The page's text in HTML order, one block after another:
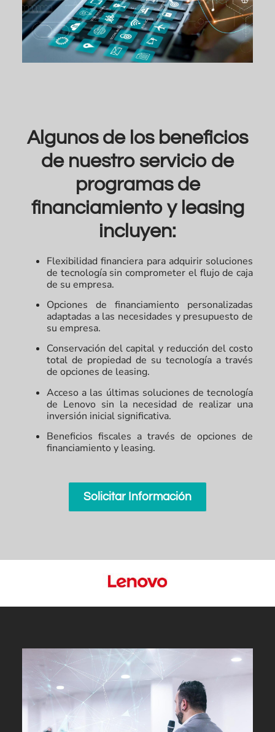
Algunos de los beneficios
de nuestro servicio de
programas de
financiamiento y leasing
incluyen:
Flexibilidad financiera para adquirir soluciones
de tecnología sin comprometer el flujo de caja
de su empresa.
Opciones de financiamiento personalizadas
adaptadas a las necesidades y presupuesto de
su empresa.
Conservación del capital y reducción del costo
total de propiedad de su tecnología a través
de opciones de leasing.
Acceso a las últimas soluciones de tecnología
de Lenovo sin la necesidad de realizar una
inversión inicial significativa.
Beneficios fiscales a través de opciones de
financiamiento y leasing.
Solicitar Información